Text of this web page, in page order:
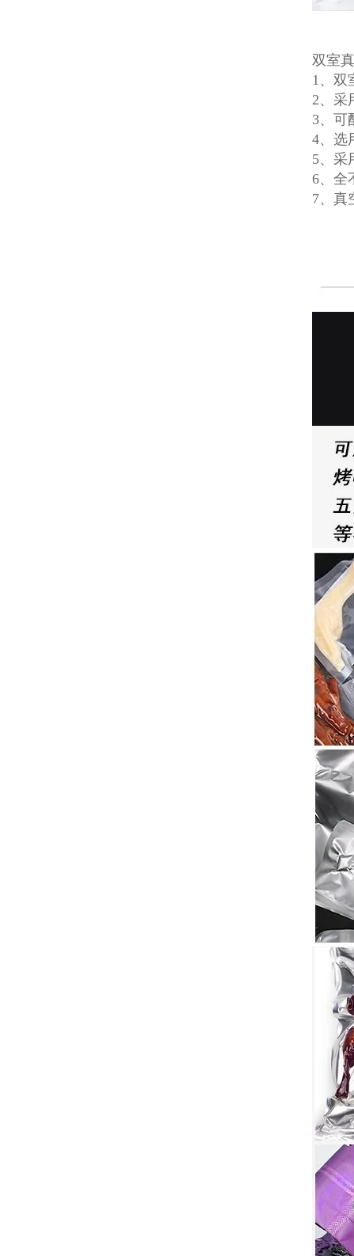
双室
1、双
2、采
3、可
4、选
5、采
6、全
7、真